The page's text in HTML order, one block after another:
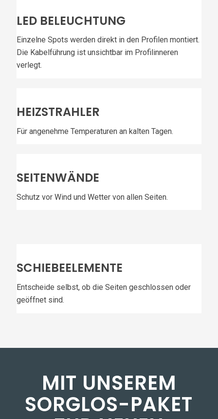
LED BELEUCHTUNG
Einzelne Spots werden direkt in den Profilen montiert.
Die Kabelführung ist unsichtbar im Profilinneren
verlegt.
HEIZSTRAHLER
Für angenehme Temperaturen an kalten Tagen.
SEITENWÄNDE
Schutz vor Wind und Wetter von allen Seiten.
SCHIEBEELEMENTE
Entscheide selbst, ob die Seiten geschlossen oder
geöffnet sind.
MIT UNSEREM
SORGLOS-PAKET